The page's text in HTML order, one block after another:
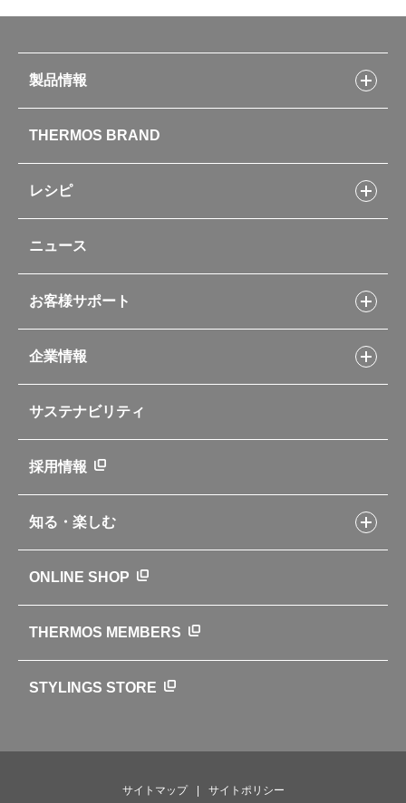
製品情報
水筒
お弁当
キッチン用品
ポット・アイスペール
コーヒーメーカー
ソフトクーラー・バッグ
山専用ボトル
自転車専用ボトル
アパレル小物
業務用製品
新製品一覧
カタログ
THERMOS BRAND
レシピ
フライパンレシピ
シャトルシェフレシピ
スープジャーレシピ
イージースモーカーレシピ
レシピ本のご紹介
ニュース
お客様サポート
交換用部品の購入方法
部品の種類や販売状況を調べる
よくあるご質問・お問い合わせ
企業情報
企業理念
会社概要
ニュース
世界のサーモス
サーモスの歴史
サステナビリティ
採用情報
知る・楽しむ
クラブサーモス
WEBマガジン
お弁当にエールを込めて
ONLINE SHOP
THERMOS MEMBERS
STYLINGS STORE
サイトマップ サイトポリシー